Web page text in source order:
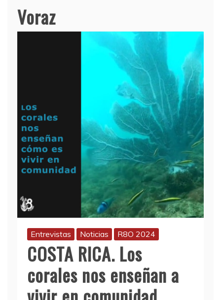
Voraz
Entrevistas Noticias R8O 2024
COSTA RICA. Los
corales nos enseñan a